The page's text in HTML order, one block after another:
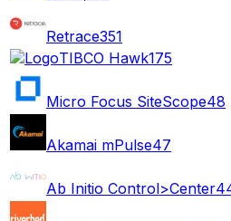
Retrace351
TIBCO Hawk175
Micro Focus SiteScope48
Akamai mPulse47
Ab Initio Control>Center